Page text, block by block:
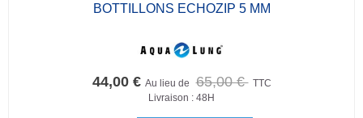
BOTTILLONS ECHOZIP 5 MM
44,00 € Au lieu de 65,00 € TTC
Livraison : 48H